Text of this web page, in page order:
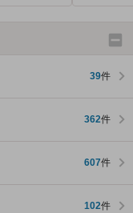
39件
362件
607件
102件